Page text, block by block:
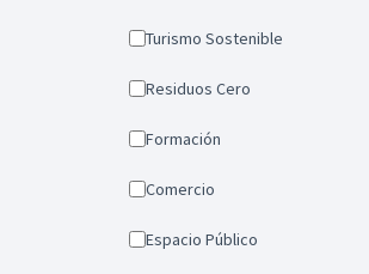
Turismo Sostenible
Residuos Cero
Formación
Comercio
Espacio Público